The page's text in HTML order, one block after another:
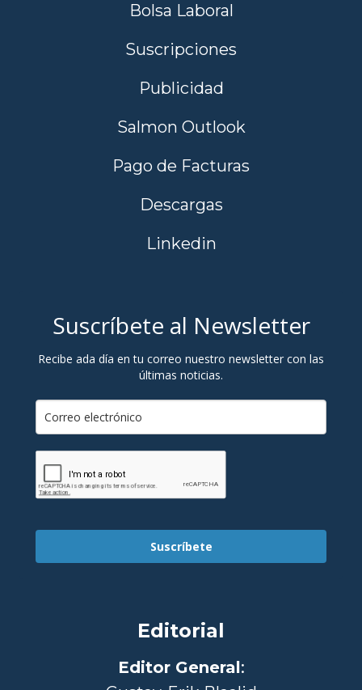
Bolsa Laboral
Suscripciones
Publicidad
Salmon Outlook
Pago de Facturas
Descargas
Linkedin
Suscríbete al Newsletter
Recibe ada día en tu correo nuestro newsletter con las
últimas noticias.
Suscríbete
Editorial
Editor General: